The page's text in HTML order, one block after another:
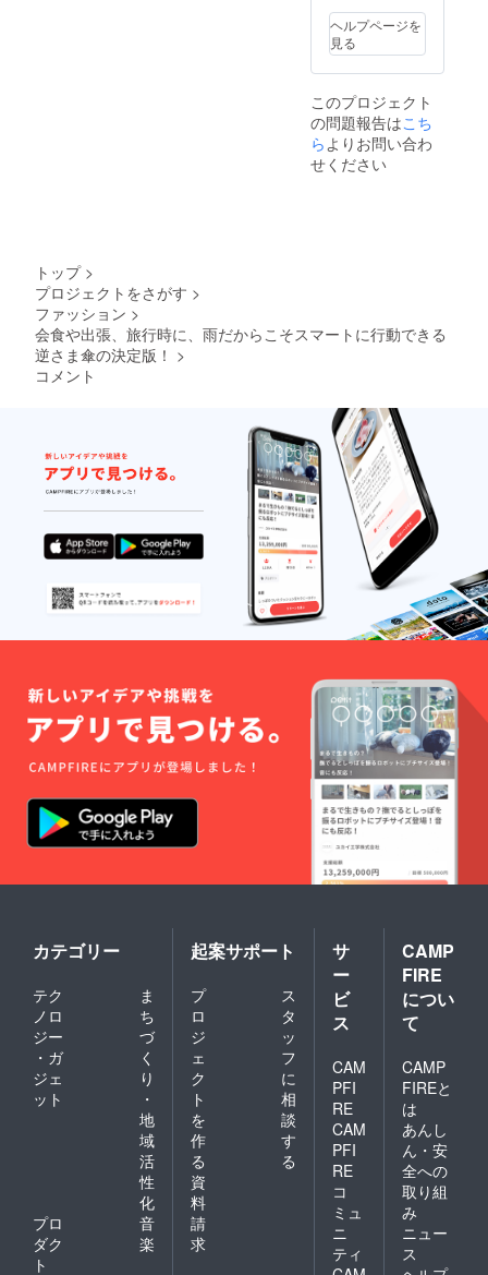
ヘルプページを
見る
このプロジェクト
の問題報告はこち
らよりお問い合わ
せください
トップ >
プロジェクトをさがす >
ファッション >
会食や出張、旅行時に、雨だからこそスマートに行動できる
逆さま傘の決定版！ >
コメント
カテゴリー
テク
ノロ
ジー
・ガ
ジェ
ット
ま
ち
づ
く
り
・
地
域
活
性
化
プロ
ダク
ト
音
楽
起案サポート
プ
ロ
ジ
ェ
ク
ト
を
作
る
ス
タ
ッ
フ
に
相
談
す
る
資
料
請
求
サ
ー
ビ
ス
CAM
PFI
RE
CAM
PFI
RE
コ
ミュ
ニ
ティ
CAMP
FIRE
につい
て
CAMP
FIREと
は
あんし
ん・安
全への
取り組
み
ニュー
ス